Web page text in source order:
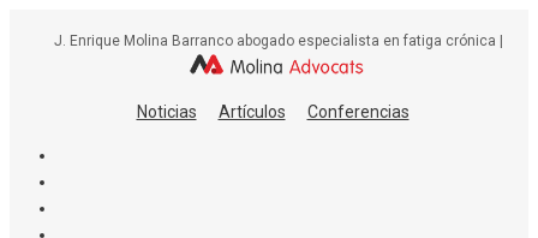
J. Enrique Molina Barranco abogado especialista en fatiga crónica |
Noticias Artículos Conferencias